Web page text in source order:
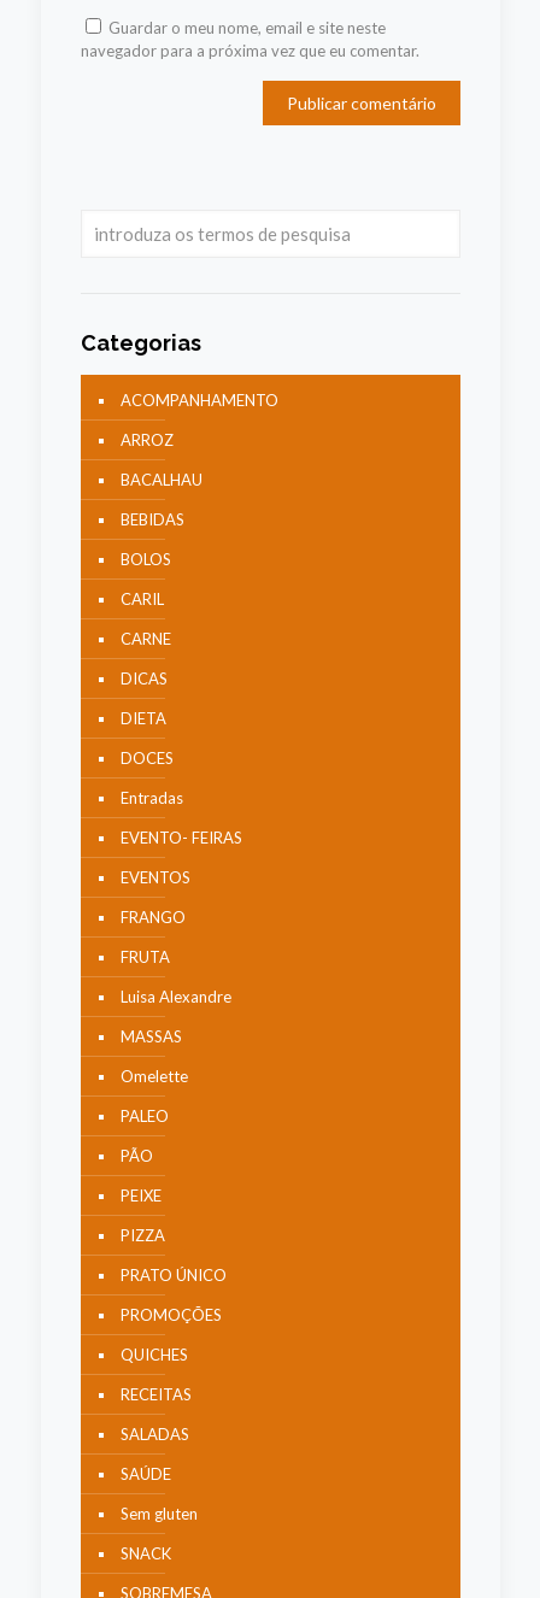
Guardar o meu nome, email e site neste
navegador para a próxima vez que eu comentar.
Categorias
ACOMPANHAMENTO
ARROZ
BACALHAU
BEBIDAS
BOLOS
CARIL
CARNE
DICAS
DIETA
DOCES
Entradas
EVENTO- FEIRAS
EVENTOS
FRANGO
FRUTA
Luisa Alexandre
MASSAS
Omelette
PALEO
PÃO
PEIXE
PIZZA
PRATO ÚNICO
PROMOÇÕES
QUICHES
RECEITAS
SALADAS
SAÚDE
Sem gluten
SNACK
SOBREMESA